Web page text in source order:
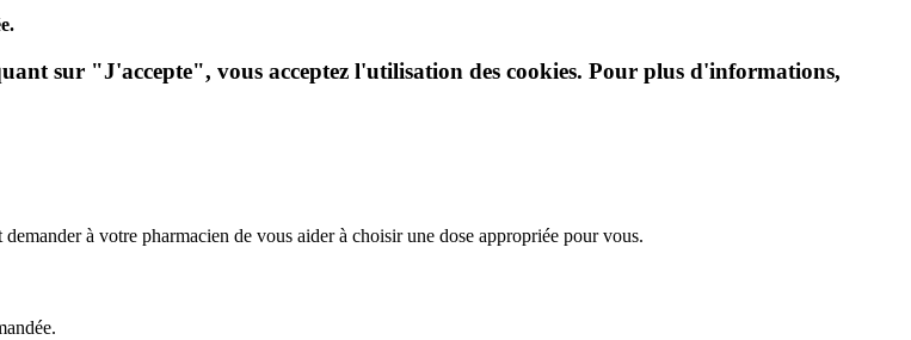
sur "J'accepte", vous acceptez l'utilisation des cookies. Pour plus d'informations,
à votre pharmacien de vous aider à choisir une dose appropriée pour vous.